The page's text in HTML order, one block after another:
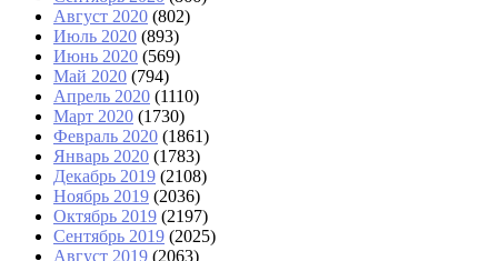
Август 2020 (802)
Июль 2020 (893)
Июнь 2020 (569)
Май 2020 (794)
Апрель 2020 (1110)
Март 2020 (1730)
Февраль 2020 (1861)
Январь 2020 (1783)
Декабрь 2019 (2108)
Ноябрь 2019 (2036)
Октябрь 2019 (2197)
Сентябрь 2019 (2025)
Август 2019 (2063)